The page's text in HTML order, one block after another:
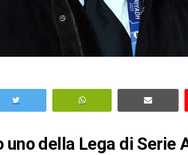
uno della Lega di Serie